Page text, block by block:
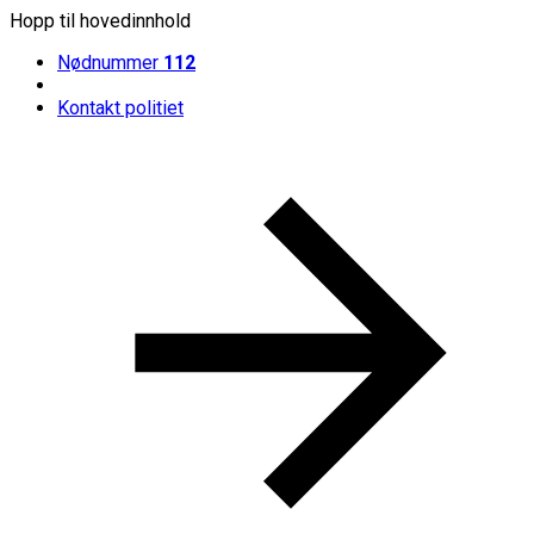
Hopp til hovedinnhold
Nødnummer 112
Kontakt politiet